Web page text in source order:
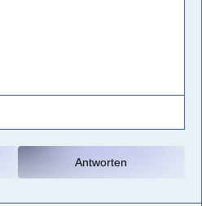
Antworten